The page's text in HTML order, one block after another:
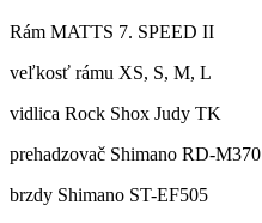
Rám MATTS 7. SPEED II
veľkosť rámu XS, S, M, L
vidlica Rock Shox Judy TK
prehadzovač Shimano RD-M370
brzdy Shimano ST-EF505